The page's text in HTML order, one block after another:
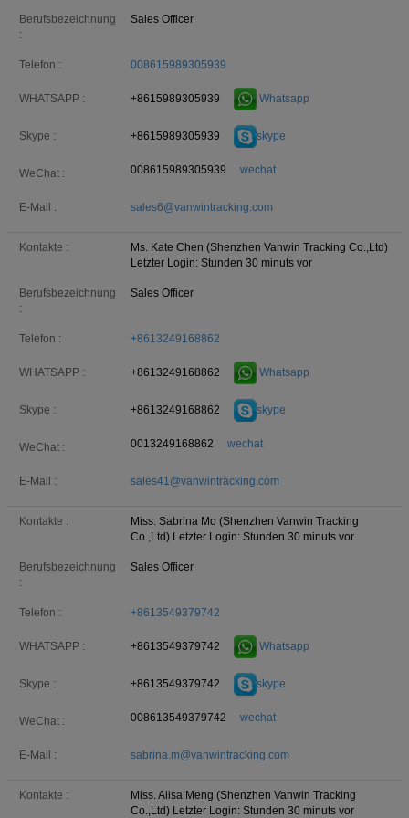
Berufsbezeichnung
:
Sales Officer
Telefon : 008615989305939
WHATSAPP : +8615989305939 Whatsapp
Skype : +8615989305939 skype
WeChat : 008615989305939 wechat
E-Mail : sales6@vanwintracking.com
Kontakte :
Ms. Kate Chen (Shenzhen Vanwin Tracking Co.,Ltd)
Letzter Login: Stunden 30 minuts vor
Berufsbezeichnung
:
Sales Officer
Telefon : +8613249168862
WHATSAPP : +8613249168862 Whatsapp
Skype : +8613249168862 skype
WeChat : 0013249168862 wechat
E-Mail : sales41@vanwintracking.com
Kontakte :
Miss. Sabrina Mo (Shenzhen Vanwin Tracking
Co.,Ltd) Letzter Login: Stunden 30 minuts vor
Berufsbezeichnung
:
Sales Officer
Telefon : +8613549379742
WHATSAPP : +8613549379742 Whatsapp
Skype : +8613549379742 skype
WeChat : 008613549379742 wechat
E-Mail : sabrina.m@vanwintracking.com
Kontakte :
Miss. Alisa Meng (Shenzhen Vanwin Tracking
Co.,Ltd) Letzter Login: Stunden 30 minuts vor